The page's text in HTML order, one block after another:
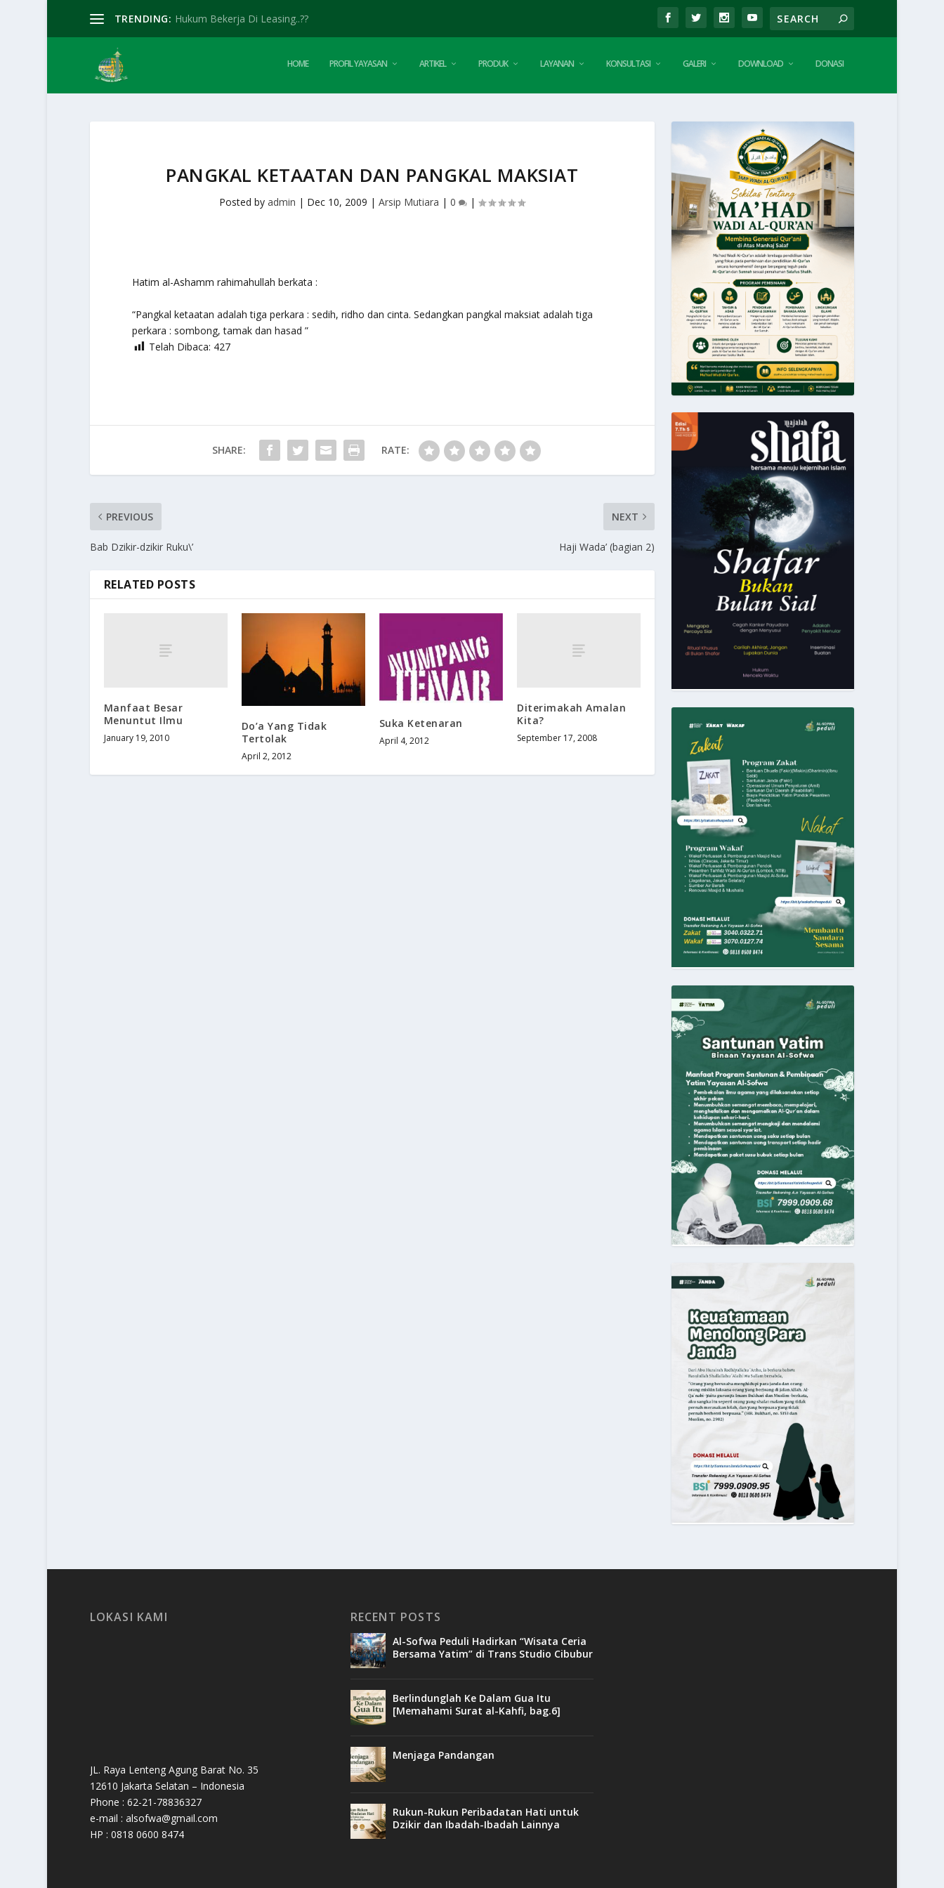
TRENDING: Hukum Bekerja Di Leasing..??
HOME PROFIL YAYASAN ARTIKEL PRODUK LAYANAN KONSULTASI GALERI DOWNLOAD DONASI
PANGKAL KETAATAN DAN PANGKAL MAKSIAT
Posted byadmin | Dec 10, 2009 |Arsip Mutiara |0 |
Hatim al-Ashamm rahimahullah berkata :
“Pangkal ketaatan adalah tiga perkara : sedih, ridho dan cinta. Sedangkan pangkal maksiat adalah tiga
perkara : sombong, tamak dan hasad ”
Telah Dibaca: 427
SHARE: RATE:
PREVIOUS
Bab Dzikir-dzikir Ruku\’
NEXT
Haji Wada’ (bagian 2)
RELATED POSTS
Manfaat Besar
Menuntut Ilmu
January 19, 2010
Do’a Yang Tidak
Tertolak
April 2, 2012
Suka Ketenaran
April 4, 2012
Diterimakah Amalan
Kita?
September 17, 2008
LOKASI KAMI
JL. Raya Lenteng Agung Barat No. 35
12610 Jakarta Selatan – Indonesia
Phone : 62-21-78836327
e-mail : alsofwa@gmail.com
HP : 0818 0600 8474
RECENT POSTS
Al-Sofwa Peduli Hadirkan “Wisata Ceria
Bersama Yatim” di Trans Studio Cibubur
Berlindunglah Ke Dalam Gua Itu
[Memahami Surat al-Kahfi, bag.6]
Menjaga Pandangan
Rukun-Rukun Peribadatan Hati untuk
Dzikir dan Ibadah-Ibadah Lainnya